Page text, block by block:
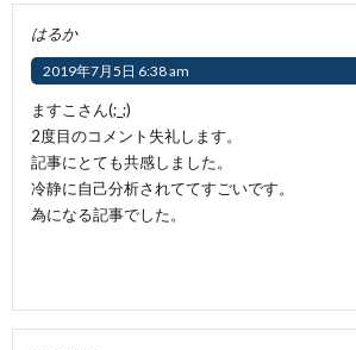
はるか
2019年7月5日 6:38 am
ますこさん(;_;)
2度目のコメント失礼します。
記事にとても共感しました。
冷静に自己分析されててすごいです。
為になる記事でした。